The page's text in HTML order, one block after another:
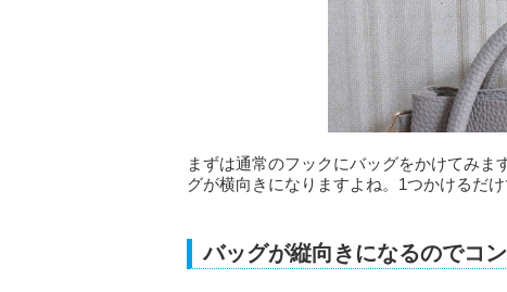
まずは通常のフックにバッグをかけてみ
グが横向きになりますよね。1つかけるだ
バッグが縦向きになるのでコ